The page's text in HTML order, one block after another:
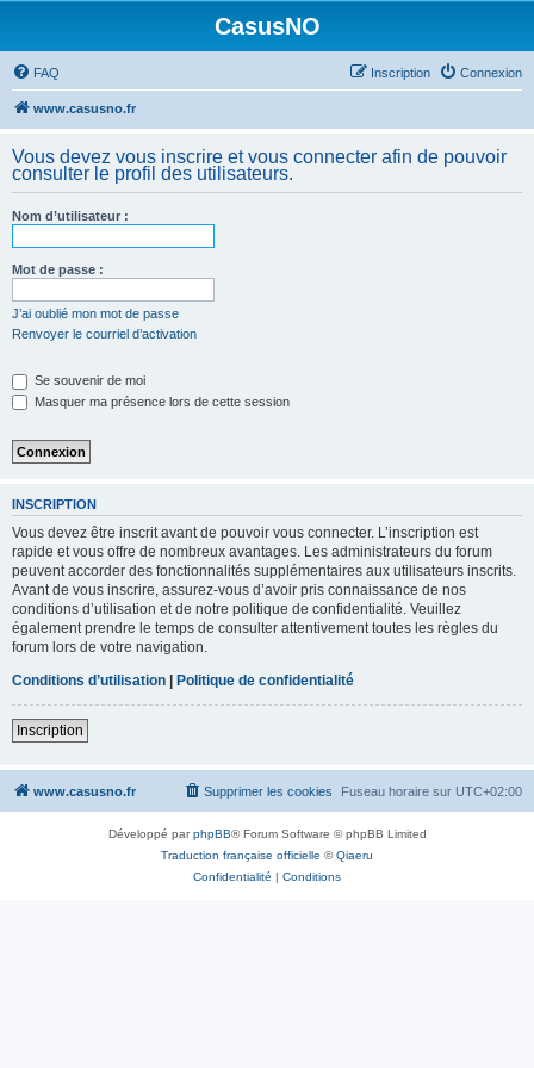
CasusNO
FAQ Connexion
Inscription
www.casusno.fr
Vous devez vous inscrire et vous connecter afin de pouvoir
consulter le profil des utilisateurs.
Nom d’utilisateur :
Mot de passe :
J’ai oublié mon mot de passe
Renvoyer le courriel d’activation
Se souvenir de moi
Masquer ma présence lors de cette session
INSCRIPTION
Vous devez être inscrit avant de pouvoir vous connecter. L’inscription est
rapide et vous offre de nombreux avantages. Les administrateurs du forum
peuvent accorder des fonctionnalités supplémentaires aux utilisateurs inscrits.
Avant de vous inscrire, assurez-vous d’avoir pris connaissance de nos
conditions d’utilisation et de notre politique de confidentialité. Veuillez
également prendre le temps de consulter attentivement toutes les règles du
forum lors de votre navigation.
Conditions d’utilisation | Politique de confidentialité
Inscription
www.casusno.fr Fuseau horaire sur UTC+02:00
Supprimer les cookies
Développé parphpBB® Forum Software © phpBB Limited
Traduction française officielle ©Qiaeru
Confidentialité | Conditions